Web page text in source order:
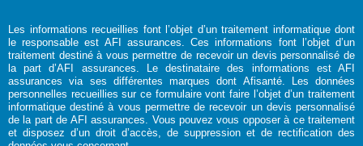
Les informations recueillies font l’objet d’un traitement informatique dont
le responsable est AFI assurances. Ces informations font l’objet d’un
traitement destiné à vous permettre de recevoir un devis personnalisé de
la part d’AFI assurances. Le destinataire des informations est AFI
assurances via ses différentes marques dont Afisanté. Les données
personnelles recueillies sur ce formulaire vont faire l’objet d’un traitement
informatique destiné à vous permettre de recevoir un devis personnalisé
de la part de AFI assurances. Vous pouvez vous opposer à ce traitement
et disposez d’un droit d’accès, de suppression et de rectification des